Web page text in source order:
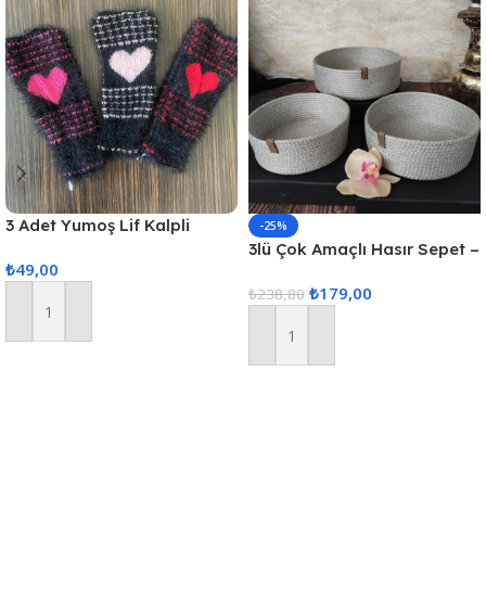
3 Adet Yumoş Lif Kalpli
₺49,00
Sepete Ekle
-25%
3lü Çok Amaçlı Hasır Sepet –
₺238,80 ₺179,00
Sepete Ekle